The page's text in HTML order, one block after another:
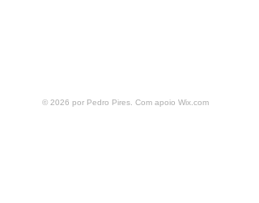
© 2026 por Pedro Pires. Com apoio Wix.com